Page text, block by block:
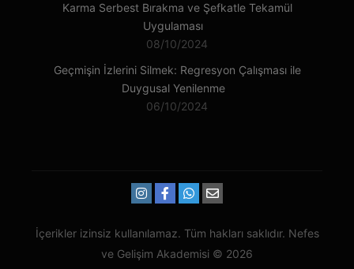
Karma Serbest Bırakma ve Şefkatle Tekamül
Uygulaması
08/10/2024
Geçmişin İzlerini Silmek: Regresyon Çalışması ile
Duygusal Yenilenme
06/10/2024
İçerikler izinsiz kullanılamaz. Tüm hakları saklıdır. Nefes
ve Gelişim Akademisi © 2026